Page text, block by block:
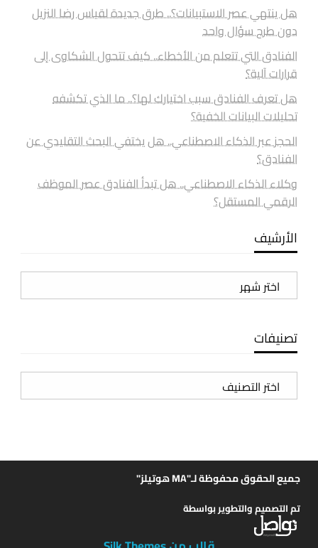
هل ينتهي عصر الاستبيانات؟.. طرق جديدة لقياس رضا النزيل
دون طرح سؤال واحد
الفنادق التي تتعلم من الأخطاء.. كيف تتحول الشكاوى إلى
قرارات آلية؟
هل تعرف الفنادق سبب اختيارك لها؟.. ما الذي تكشفه
تحليلات البيانات الخفية؟
الحجز عبر الذكاء الاصطناعي.. هل يختفي البحث التقليدي عن
الفنادق؟
وكلاء الذكاء الاصطناعي.. هل تبدأ الفنادق عصر الموظف
الرقمي المستقل؟
الأرشيف
الأرشيف
تصنيفات
تصنيفات
جميع الحقوق محفوظة لـ"MA هوتيلز"
تم التصميم والتطوير بواسطة